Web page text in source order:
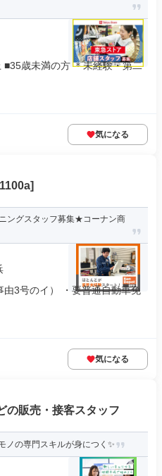
歳未満の方 ＊未経験・第二
気になる
ングスタッフ募集★コーナン商
3号のイ） ・要普通自動車免
気になる
の販売・接客スタッフ
ノの専門スキルが身につく✨